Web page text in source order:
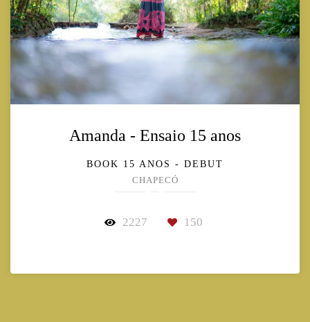
Amanda - Ensaio 15 anos
BOOK 15 ANOS - DEBUT
CHAPECÓ
2227 150